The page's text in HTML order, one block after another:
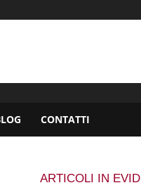
CONTATTI
ARTICOLI IN